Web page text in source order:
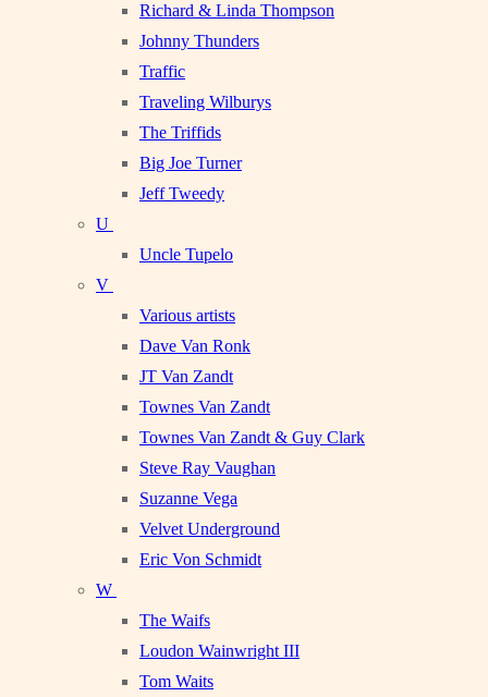
Richard & Linda Thompson
Johnny Thunders
Traffic
Traveling Wilburys
The Triffids
Big Joe Turner
Jeff Tweedy
U
Uncle Tupelo
V
Various artists
Dave Van Ronk
JT Van Zandt
Townes Van Zandt
Townes Van Zandt & Guy Clark
Steve Ray Vaughan
Suzanne Vega
Velvet Underground
Eric Von Schmidt
W
The Waifs
Loudon Wainwright III
Tom Waits